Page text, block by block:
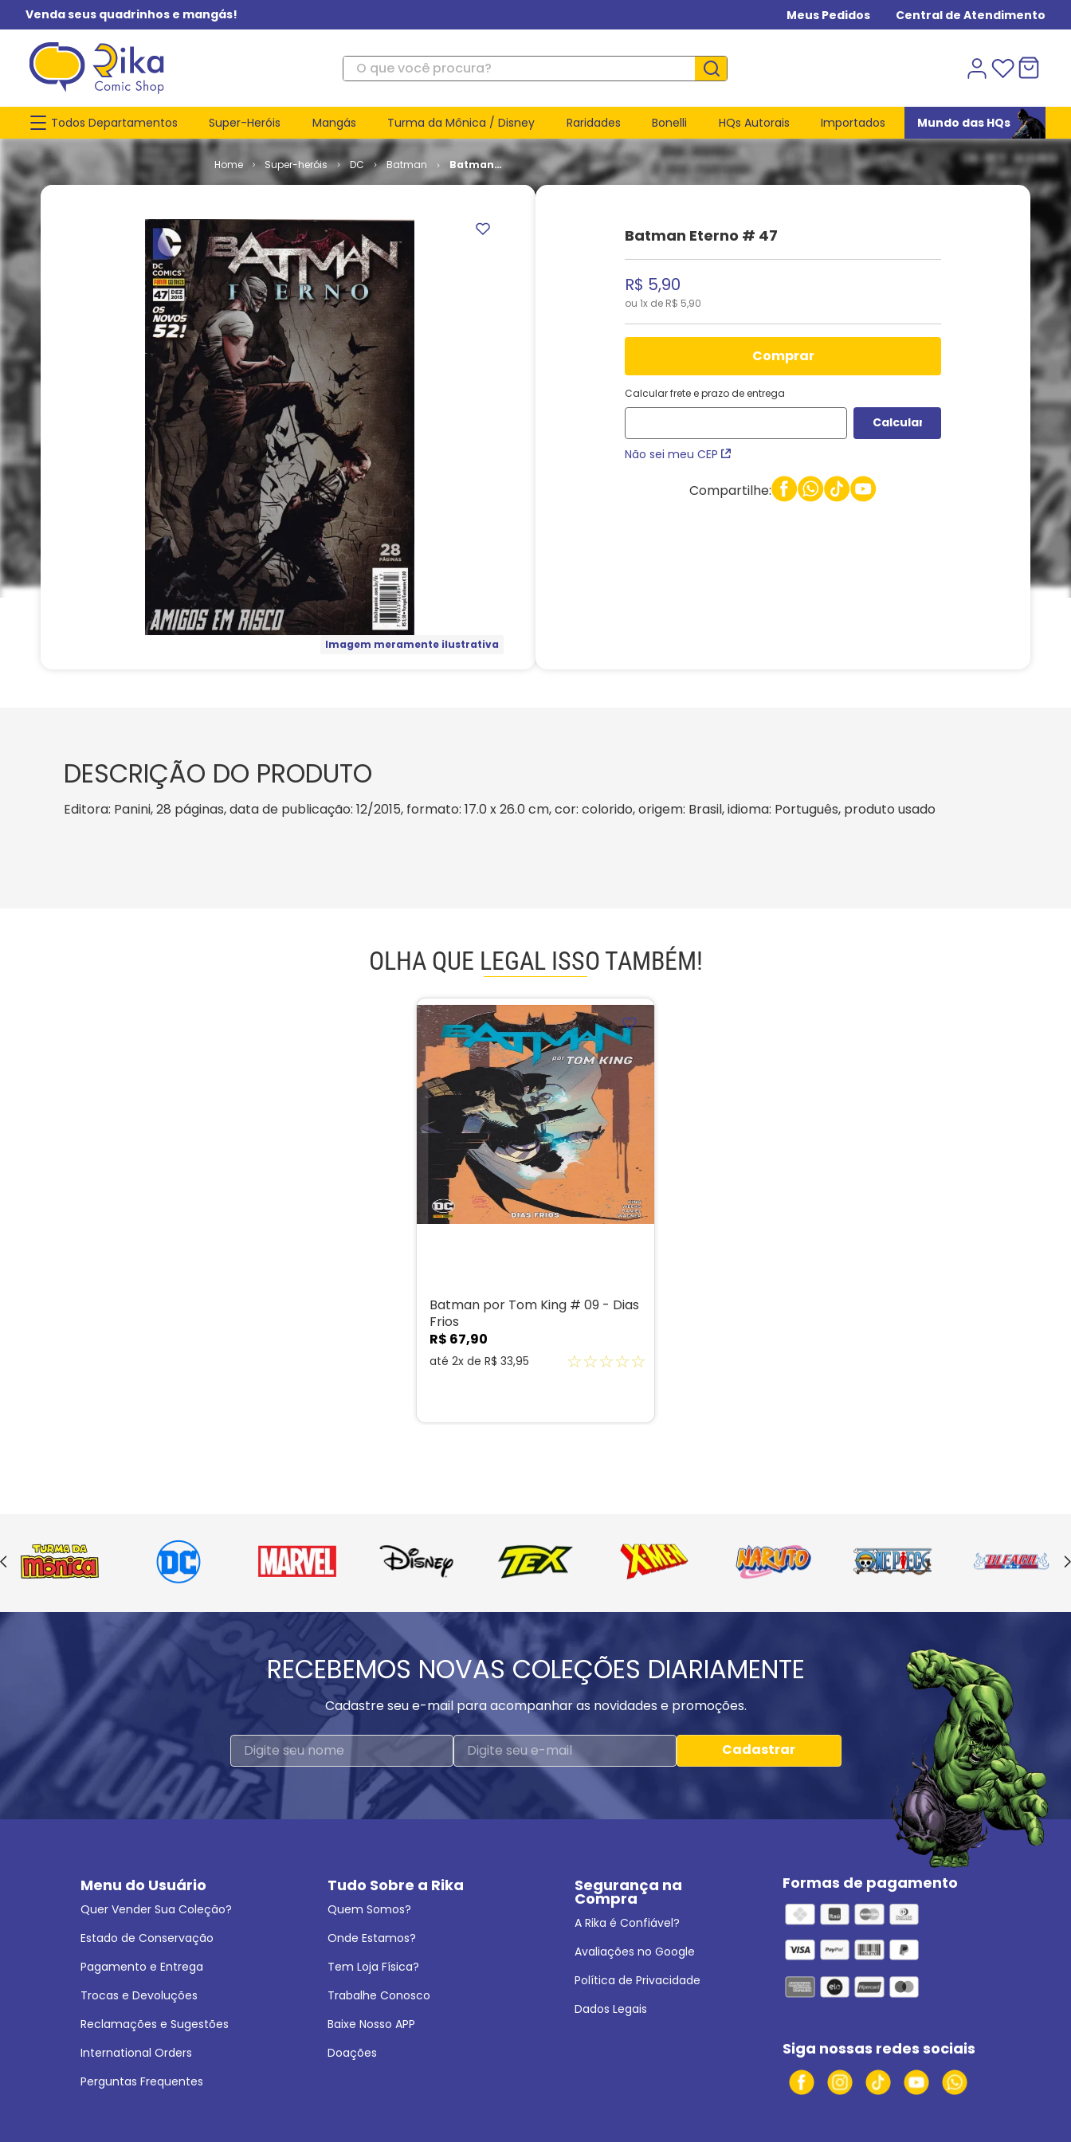
Venda seus quadrinhos e mangás! Meus Pedidos Central de Atendimento
O que você procura?
Todos Departamentos Super-Heróis Mangás Turma da Mônica / Disney Raridades Bonelli HQs Autorais Importados Mundo das HQs
Super-heróis DC Batman
Batman
Eterno #
Imagem meramente ilustrativa
Batman Eterno # 47
R$ 5,90
ou 1x de R$ 5,90
comprar
Calcular frete e prazo de entrega
Não sei meu CEP
Compartilhe:
DESCRIÇÃO DO PRODUTO
Editora: Panini, 28 páginas, data de publicação: 12/2015, formato: 17.0 x 26.0 cm, cor: colorido, origem: Brasil, idioma: Português, produto usado
OLHA QUE LEGAL ISSO TAMBÉM!
Batman por Tom King # 09 - Dias
Frios
R$ 67,90
até 2x de R$ 33,95 ☆☆☆☆☆
RECEBEMOS NOVAS COLEÇÕES DIARIAMENTE
Cadastre seu e-mail para acompanhar as novidades e promoções.
Cadastrar
Menu do Usuário
Quer Vender Sua Coleção?
Estado de Conservação
Pagamento e Entrega
Trocas e Devoluções
Reclamações e Sugestões
International Orders
Perguntas Frequentes
Tudo Sobre a Rika
Quem Somos?
Onde Estamos?
Tem Loja Física?
Trabalhe Conosco
Baixe Nosso APP
Doações
Segurança na
Compra
A Rika é Confiável?
Avaliações no Google
Política de Privacidade
Dados Legais
Formas de pagamento
Siga nossas redes sociais